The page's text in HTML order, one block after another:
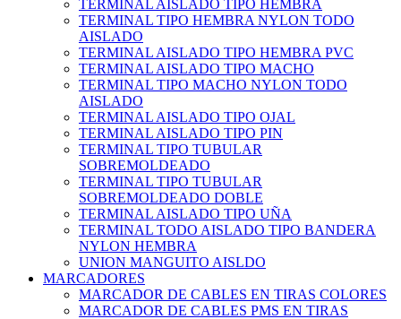
TERMINAL AISLADO TIPO HEMBRA
TERMINAL TIPO HEMBRA NYLON TODO
AISLADO
TERMINAL AISLADO TIPO HEMBRA PVC
TERMINAL AISLADO TIPO MACHO
TERMINAL TIPO MACHO NYLON TODO
AISLADO
TERMINAL AISLADO TIPO OJAL
TERMINAL AISLADO TIPO PIN
TERMINAL TIPO TUBULAR
SOBREMOLDEADO
TERMINAL TIPO TUBULAR
SOBREMOLDEADO DOBLE
TERMINAL AISLADO TIPO UÑA
TERMINAL TODO AISLADO TIPO BANDERA
NYLON HEMBRA
UNION MANGUITO AISLDO
MARCADORES
MARCADOR DE CABLES EN TIRAS COLORES
MARCADOR DE CABLES PMS EN TIRAS